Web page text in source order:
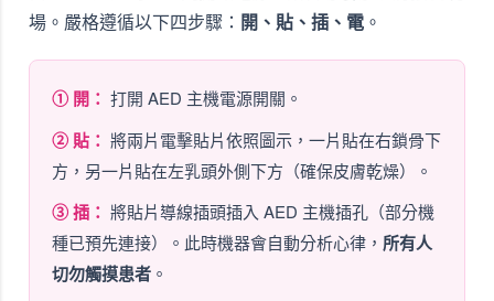
場。嚴格遵循以下四步驟： 開、貼、插、電 。
① 開： 打開 AED 主機電源開關。
② 貼： 將兩片電擊貼片依照圖示，一片貼在右鎖骨下
方，另一片貼在左乳頭外側下方（確保皮膚乾燥）。
③ 插： 將貼片導線插頭插入 AED 主機插孔（部分機
種已預先連接）。此時機器會自動分析心律， 所有人
切勿觸摸患者 。